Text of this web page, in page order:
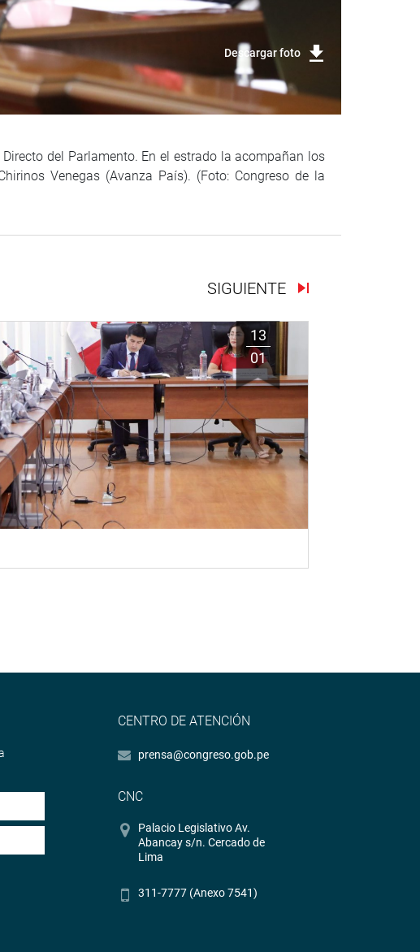
Descargar foto
del Parlamento. En el estrado la acompañan los
Venegas (Avanza País). (Foto: Congreso de la
SIGUIENTE
13
01
CENTRO DE ATENCIÓN
prensa@congreso.gob.pe
CNC
Palacio Legislativo Av.
Abancay s/n. Cercado de
Lima
311-7777 (Anexo 7541)